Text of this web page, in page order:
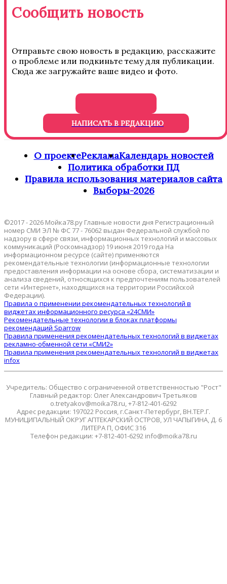
Сообщить новость
Отправьте свою новость в редакцию, расскажите
о проблеме или подкиньте тему для публикации.
Сюда же загружайте ваше видео и фото.
НАПИСАТЬ В РЕДАКЦИЮ
О проектеРекламаКалендарь новостей
Политика обработки ПД
Правила использования материалов сайта
Выборы-2026
©2017 - 2026 Мойка78.ру Главные новости дня Регистрационный
номер СМИ ЭЛ № ФС 77 - 76062 выдан Федеральной службой по
надзору в сфере связи, информационных технологий и массовых
коммуникаций (Роскомнадзор) 19 июня 2019 года На
информационном ресурсе (сайте) применяются
рекомендательные технологии (информационные технологии
предоставления информации на основе сбора, систематизации и
анализа сведений, относящихся к предпочтениям пользователей
сети «Интернет», находящихся на территории Российской
Федерации).
Правила о применении рекомендательных технологий в
виджетах информационного ресурса «24СМИ»
Рекомендательные технологии в блоках платформы
рекомендаций Sparrow
Правила применения рекомендательных технологий в виджетах
рекламно-обменной сети «СМИ2»
Правила применения рекомендательных технологий в виджетах
infox
Учредитель: Общество с ограниченной ответственностью "Рост"
Главный редактор: Олег Александрович Третьяков
o.tretyakov@moika78.ru, +7-812-401-6292
Адрес редакции: 197022 Россия, г.Санкт-Петербург, ВН.ТЕР.Г.
МУНИЦИПАЛЬНЫЙ ОКРУГ АПТЕКАРСКИЙ ОСТРОВ, УЛ ЧАПЫГИНА, Д. 6
ЛИТЕРА П, ОФИС 316
Телефон редакции: +7-812-401-6292 info@moika78.ru